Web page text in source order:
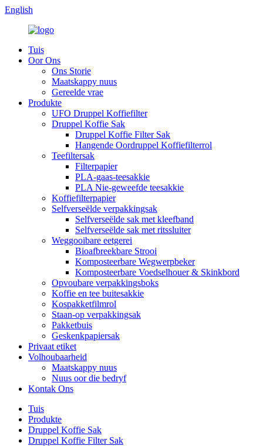
English
Tuis
Oor Ons
Ons Storie
Maatskappy nuus
Gereelde vrae
Produkte
UFO Druppel Koffiefilter
Druppel Koffie Sak
Druppel Koffie Filter Sak
Hangende Oordruppel Koffiefilterrol
Teefiltersak
Filterpapier
PLA-gaas-teesakkie
PLA Nie-geweefde teesakkie
Koffiefilterpapier
Selfverseëlde verpakkingsak
Selfverseëlde sak met kleefband
Selfverseëlde sak met ritssluiter
Weggooibare eetgerei
Bioafbreekbare Strooi
Komposteerbare Wegwerpbeker
Komposteerbare Voedselhouer & Skinkbord
Opvoubare verpakkingsboks
Koffie en tee buitesakkie
Kospakketfilmrol
Staan-op verpakkingsak
Pakketbuis
Geskenkpapiersak
Privaat etiket
Volhoubaarheid
Maatskappy nuus
Nuus oor die bedryf
Kontak Ons
Tuis
Produkte
Druppel Koffie Sak
Druppel Koffie Filter Sak